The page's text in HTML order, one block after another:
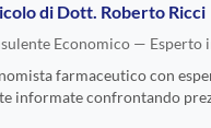
di Dott. Roberto Ricci
Economico — Esperto
farmaceutico con
informate confrontando